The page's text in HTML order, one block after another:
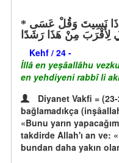
لِأَقْرَبَ مِنْ هَذَا رَشَدًا
Kehf / 24 -
İllâ en yeşâallâhu
en yehdiyeni rabbî li
Diyanet Vakfi =
bağlamadıkça
«Bunu yarın
takdirde Allah'ı an ve:
bundan daha yakın